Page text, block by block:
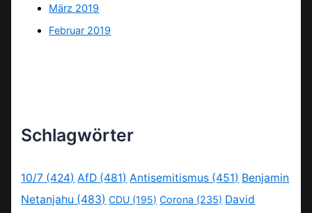
März 2019
Februar 2019
Schlagwörter
10/7 (424) AfD (481) Antisemitismus (451) Benjamin
Netanjahu (483) CDU (195) Corona (235) David